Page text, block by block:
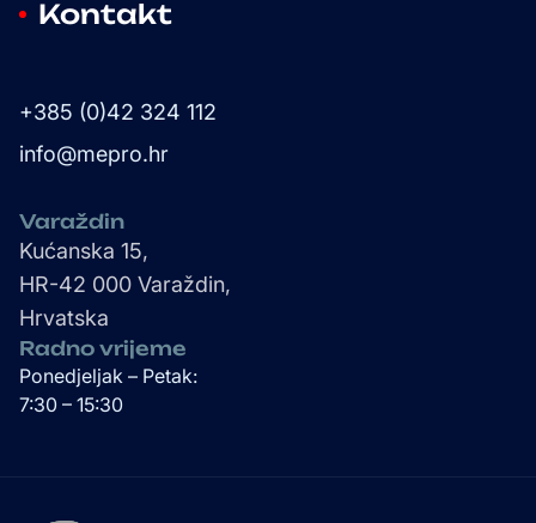
Kontakt
+385 (0)42 324 112
info@mepro.hr
Varaždin
Kućanska 15,
HR-42 000 Varaždin,
Hrvatska
Radno vrijeme
Ponedjeljak – Petak:
7:30 – 15:30